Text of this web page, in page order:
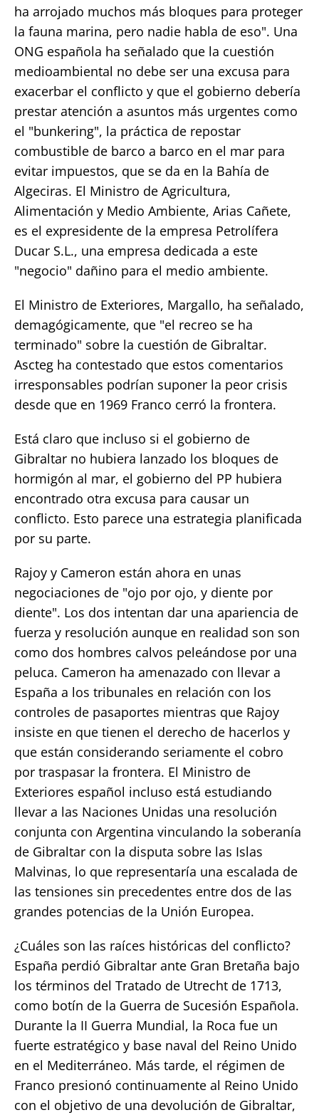
ha arrojado muchos más bloques para proteger
la fauna marina, pero nadie habla de eso". Una
ONG española ha señalado que la cuestión
medioambiental no debe ser una excusa para
exacerbar el conflicto y que el gobierno debería
prestar atención a asuntos más urgentes como
el "bunkering", la práctica de repostar
combustible de barco a barco en el mar para
evitar impuestos, que se da en la Bahía de
Algeciras. El Ministro de Agricultura,
Alimentación y Medio Ambiente, Arias Cañete,
es el expresidente de la empresa Petrolífera
Ducar S.L., una empresa dedicada a este
"negocio" dañino para el medio ambiente.
El Ministro de Exteriores, Margallo, ha señalado,
demagógicamente, que "el recreo se ha
terminado" sobre la cuestión de Gibraltar.
Ascteg ha contestado que estos comentarios
irresponsables podrían suponer la peor crisis
desde que en 1969 Franco cerró la frontera.
Está claro que incluso si el gobierno de
Gibraltar no hubiera lanzado los bloques de
hormigón al mar, el gobierno del PP hubiera
encontrado otra excusa para causar un
conflicto. Esto parece una estrategia planificada
por su parte.
Rajoy y Cameron están ahora en unas
negociaciones de "ojo por ojo, y diente por
diente". Los dos intentan dar una apariencia de
fuerza y resolución aunque en realidad son son
como dos hombres calvos peleándose por una
peluca. Cameron ha amenazado con llevar a
España a los tribunales en relación con los
controles de pasaportes mientras que Rajoy
insiste en que tienen el derecho de hacerlos y
que están considerando seriamente el cobro
por traspasar la frontera. El Ministro de
Exteriores español incluso está estudiando
llevar a las Naciones Unidas una resolución
conjunta con Argentina vinculando la soberanía
de Gibraltar con la disputa sobre las Islas
Malvinas, lo que representaría una escalada de
las tensiones sin precedentes entre dos de las
grandes potencias de la Unión Europea.
¿Cuáles son las raíces históricas del conflicto?
España perdió Gibraltar ante Gran Bretaña bajo
los términos del Tratado de Utrecht de 1713,
como botín de la Guerra de Sucesión Española.
Durante la II Guerra Mundial, la Roca fue un
fuerte estratégico y base naval del Reino Unido
en el Mediterráneo. Más tarde, el régimen de
Franco presionó continuamente al Reino Unido
con el objetivo de una devolución de Gibraltar,